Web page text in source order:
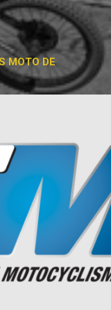
MOTO DE